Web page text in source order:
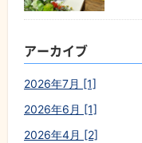
アーカイブ
2026年7月 [1]
2026年6月 [1]
2026年4月 [2]